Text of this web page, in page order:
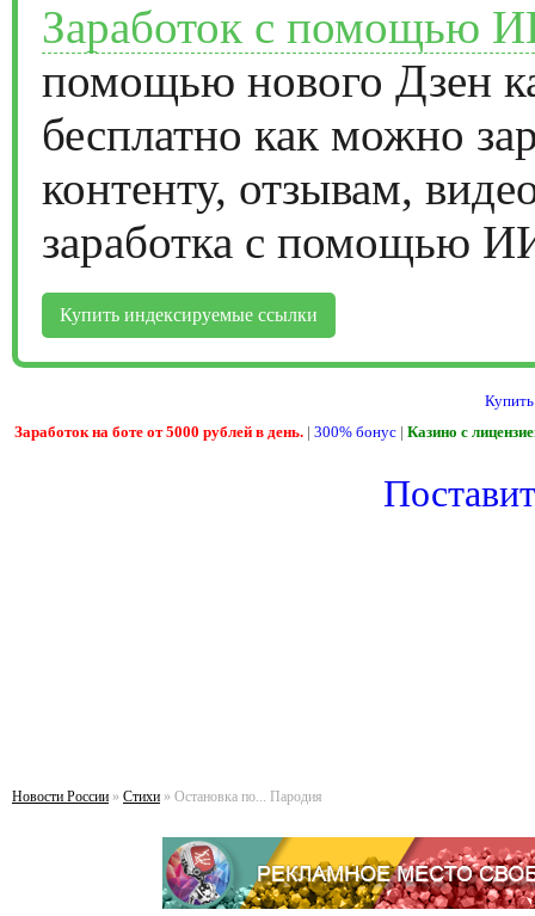
Заработок с помощью
помощью нового Дзен
бесплатно как можно
контенту, отзывам,
заработка с помощью
Купить индексируемые ссылки
Заработок на боте от 5000 рублей в день. | 300% бонус | Казино с
Новости России » Стихи » Остановка по... Пародия